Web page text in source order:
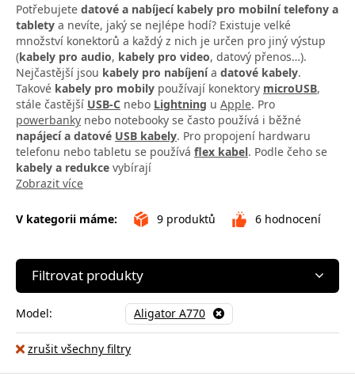
Potřebujete datové a nabíjecí kabely pro mobilní telefony a
tablety a nevíte, jaký se nejlépe hodí? Existuje velké
množství konektorů a každý z nich je určen pro jiný výstup
(kabely pro audio, kabely pro video, datový přenos…).
Nejčastější jsou kabely pro nabíjenía datové kabely.
Takové kabely pro mobily používají konektory microUSB,
stále častější USB-C nebo Lightning u Apple. Pro
powerbanky nebo notebooky se často používá i běžné
napájecí a datové USB kabely. Pro propojení hardwaru
telefonu nebo tabletu se používá flex kabel. Podle čeho se
kabely a redukce vybírají
Zobrazit více
V kategorii máme: 9 produktů 6 hodnocení
Filtrovat produkty
Model: Aligator A770
zrušit všechny filtry